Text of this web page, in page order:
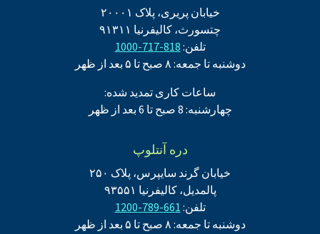
خیابان پریری، پلاک ۲۰۰۰۱
چتسورث، کالیفرنیا ۹۱۳۱۱
تلفن:818-717-1000
دوشنبه تا جمعه: ۸ صبح تا ۵ بعد از ظهر
ساعات کاری تمدید شده:
چهارشنبه: 8 صبح تا 6 بعد از ظهر
دره آنتلوپ
خیابان گرند سایپرس، پلاک ۲۵۰
پالمدیل، کالیفرنیا ۹۳۵۵۱
تلفن:661-789-1200
دوشنبه تا جمعه: ۸ صبح تا ۵ بعد از ظهر